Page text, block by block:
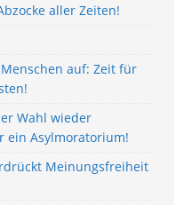
aller Zeiten!
auf: Zeit für
Wahl wieder
ein Asylmoratorium!
Meinungsfreiheit